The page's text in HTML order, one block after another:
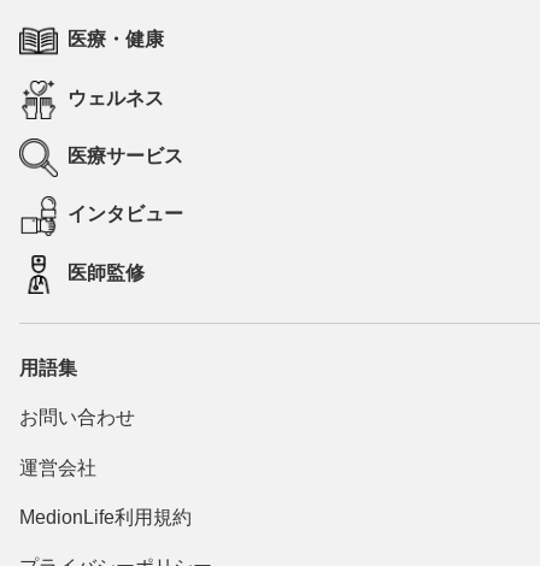
医療・健康
ウェルネス
医療サービス
インタビュー
医師監修
用語集
お問い合わせ
運営会社
MedionLife利用規約